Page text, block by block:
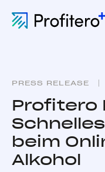
PRESS RELEASE
Profitero
beim
Alkohol